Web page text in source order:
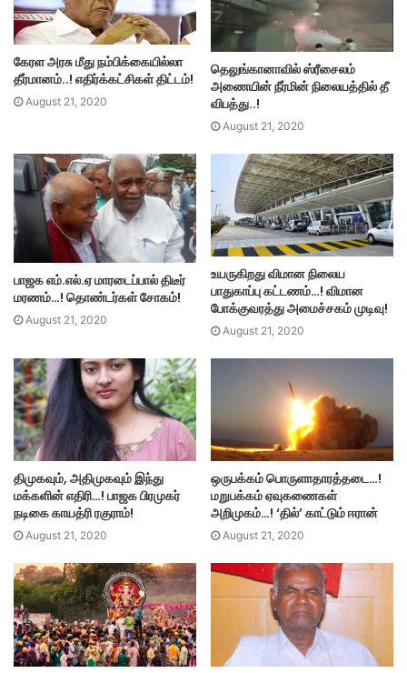
கேரள அரசு மீது நம்பிக்கையில்லா
தீர்மானம்..! எதிர்க்கட்சிகள் திட்டம்!
August 21, 2020
தெலுங்கானாவில் ஸ்ரீசைலம்
அணையின் நீர்மின் நிலையத்தில் தீ
விபத்து..!
August 21, 2020
பாஜக எம்.எல்.ஏ மாரடைப்பால் திடீர்
மரணம்…! தொண்டர்கள் சோகம்!
August 21, 2020
உயருகிறது விமான நிலைய
பாதுகாப்பு கட்டணம்…! விமான
போக்குவரத்து அமைச்சகம் முடிவு!
August 21, 2020
திமுகவும், அதிமுகவும் இந்து
மக்களின் எதிரி…! பாஜக பிரமுகர்
நடிகை காயத்ரி ரகுராம்!
August 21, 2020
ஒருபக்கம் பொருளாதாரத்தடை…!
மறுபக்கம் ஏவுகணைகள்
அறிமுகம்…! ‘தில்’ காட்டும் ஈரான்
August 21, 2020